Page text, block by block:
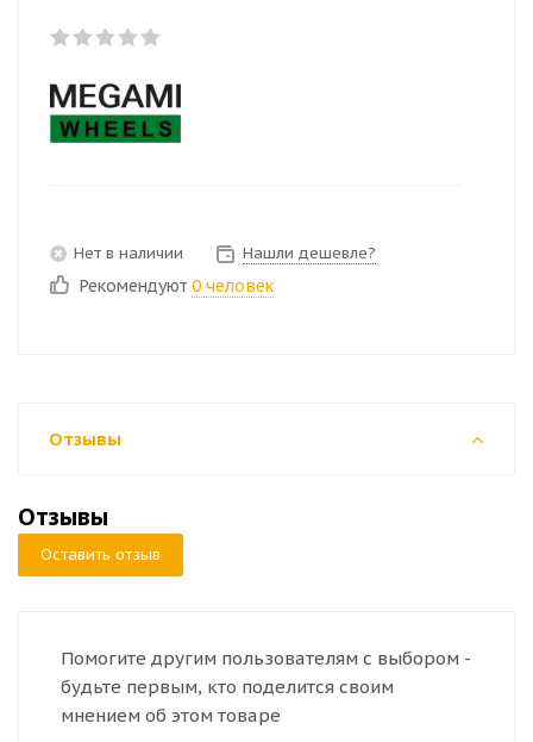
Нет в наличии Нашли дешевле?
Рекомендуют 0 человек
Отзывы
Отзывы
Оставить отзыв
Помогите другим пользователям с выбором -
будьте первым, кто поделится своим
мнением об этом товаре